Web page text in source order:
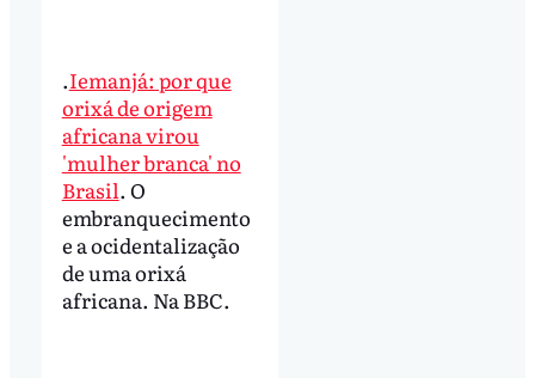
.Iemanjá: por que
orixá de origem
africana virou
'mulher branca' no
Brasil. O
embranquecimento
e a ocidentalização
de uma orixá
africana. Na BBC.